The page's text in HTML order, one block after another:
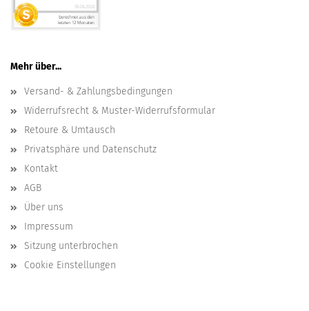
Mehr über...
Versand- & Zahlungsbedingungen
Widerrufsrecht & Muster-Widerrufsformular
Retoure & Umtausch
Privatsphäre und Datenschutz
Kontakt
AGB
Über uns
Impressum
Sitzung unterbrochen
Cookie Einstellungen